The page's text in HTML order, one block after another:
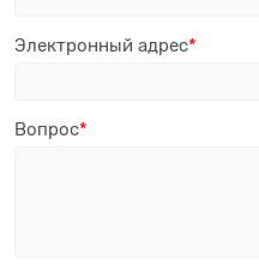
Электронный адрес
Вопрос